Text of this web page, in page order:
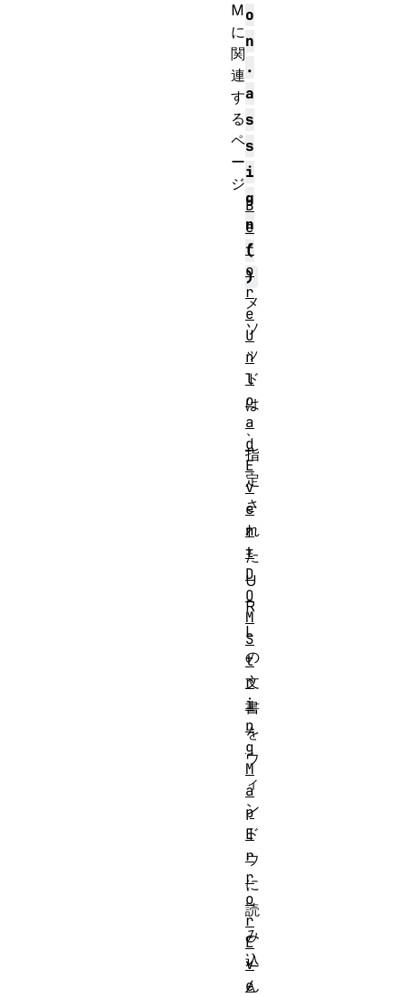
o
n
.
a
s
s
i
g
n
(
)
メ
ソ
ッ
ド
は
、
指
定
さ
れ
た
U
R
L
の
文
書
を
ウ
ィ
ン
ド
ウ
に
読
み
込
ん
M
に
関
連
す
る
ペ
ー
ジ
B
e
f
o
r
e
U
n
l
o
a
d
E
v
e
n
t
D
O
M
S
t
r
i
n
g
M
a
p
E
r
r
o
r
E
v
e